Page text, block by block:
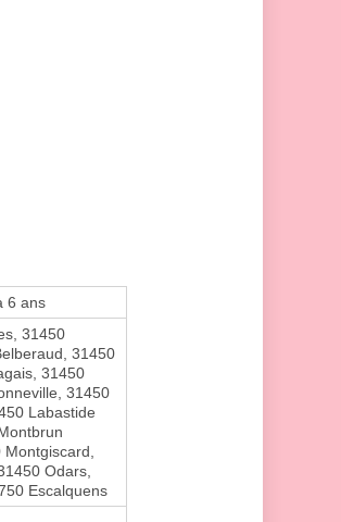
6 ans
31450
31450
31450
31450
Labastide
Montgiscard,
Odars,
Escalquens